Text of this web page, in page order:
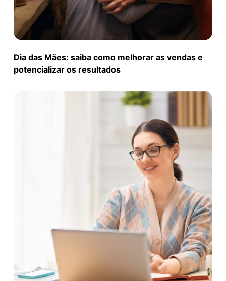
Dia das Mães: saiba como melhorar as vendas e
potencializar os resultados